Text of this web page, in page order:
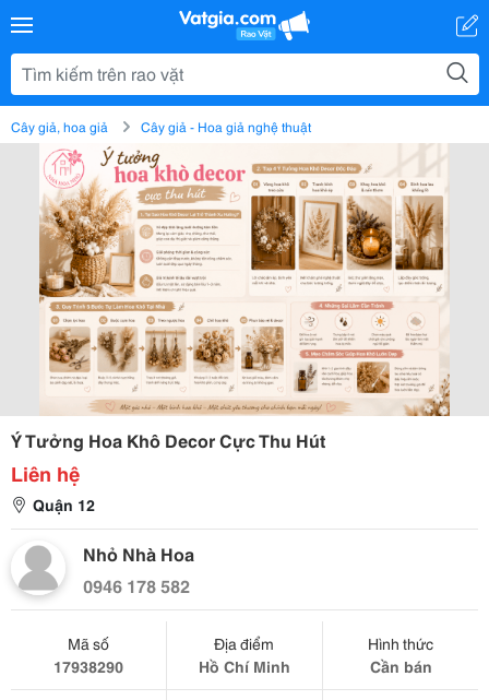
Cây giả, hoa giả Cây giả - Hoa giả nghệ thuật
Ý Tưởng Hoa Khô Decor Cực Thu Hút
Liên hệ
Quận 12
Nhỏ Nhà Hoa
0946 178 582
Mã số
17938290
Địa điểm
Hồ Chí Minh
Hình thức
Cần bán